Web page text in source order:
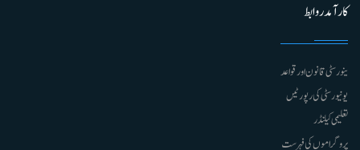
کارآمد روابط
ینورسٹی قانون اور قواعد
یونیورسٹی کی رپورٹیں
تعلیمی کیلنڈر
پروگراموں کی فہرست